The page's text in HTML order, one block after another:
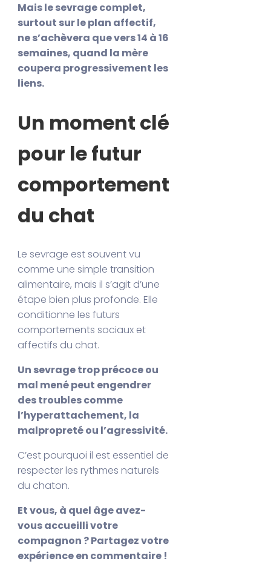
Mais le sevrage complet,
surtout sur le plan affectif,
ne s’achèvera que vers 14 à 16
semaines, quand la mère
coupera progressivement les
liens.
Un moment clé
pour le futur
comportement
du chat
Le sevrage est souvent vu
comme une simple transition
alimentaire, mais il s’agit d’une
étape bien plus profonde. Elle
conditionne les futurs
comportements sociaux et
affectifs du chat.
Un sevrage trop précoce ou
mal mené peut engendrer
des troubles comme
l’hyperattachement, la
malpropreté ou l’agressivité.
C’est pourquoi il est essentiel de
respecter les rythmes naturels
du chaton.
Et vous, à quel âge avez-
vous accueilli votre
compagnon ? Partagez votre
expérience en commentaire !